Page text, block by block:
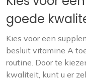
goede
Kies voor een
besluit vitamine A
routine. Door te
kwaliteit, kunt u er